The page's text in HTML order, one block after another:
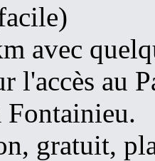
avec
l'accès au
Fontainieu.
gratuit,